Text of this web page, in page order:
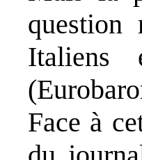
question
Italiens
Face à